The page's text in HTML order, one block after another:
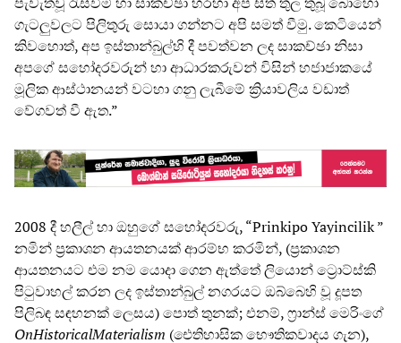
ගැටලුවලට පිලිතුරු සොයා ගන්නට අපි සමත් වීමු. කෙටියෙන්
කිවහොත්, අප ඉස්තාන්බුල්හි දී පවත්වන ලද සාකච්ඡා නිසා
අපගේ සහෝදරවරුන් හා ආධාරකරුවන් විසින් හජාජාකයේ
මූලික ආස්ථානයන් වටහා ගනු ලැබීමේ ක්‍රියාවලිය වඩාත්
වේගවත් වී ඇත.”
2008 දී හලීල් හා ඔහුගේ සහෝදරවරු, “Prinkipo Yayincilik ”
නමින් ප්‍රකාශන ආයතනයක් ආරම්භ කරමින්, (ප්‍රකාශන
ආයතනයට එම නම යොදා ගෙන ඇත්තේ ලියොන් ට්‍රොට්ස්කි
පිටුවාහල් කරන ලද ඉස්තාන්බුල් නගරයට ඔබ්බෙහි වූ දූපත
පිලිබඳ සඳහනක් ලෙසය) පොත් තුනක්; එනම්, ෆ්‍රාන්ස් මෙරිංගේ
OnHistoricalMaterialism (ඓතිහාසික භෞතිකවාදය ගැන),